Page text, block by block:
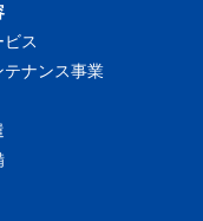
ス
テナンス事業